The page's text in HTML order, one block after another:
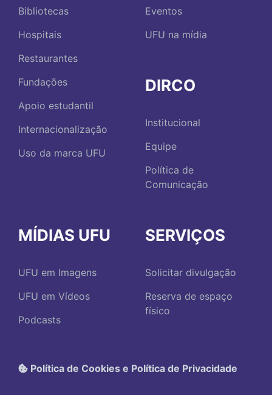
Bibliotecas
Hospitais
Restaurantes
Fundações
Apoio estudantil
Internacionalização
Uso da marca UFU
Eventos
UFU na mídia
DIRCO
Institucional
Equipe
Política de
Comunicação
MÍDIAS UFU
UFU em Imagens
UFU em Vídeos
Podcasts
SERVIÇOS
Solicitar divulgação
Reserva de espaço
físico
Política de Cookies e Política de Privacidade